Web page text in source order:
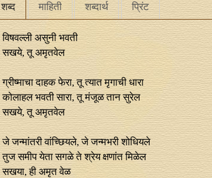
शब्द माहिती शब्दार्थ प्रिंट
विषवल्‍ली असुनी भवती
सखये, तू अमृतवेल
ग्रीष्माचा दाहक फेरा, तू त्यात मृगाची धारा
कोलाहल भवती सारा, तू मंजूळ तान सुरेल
सखये, तू अमृतवेल
जे जन्‍मांतरी वांच्छियले, जे जन्‍मभरी शोधियले
तुज समीप येता सगळे ते श्रेय क्षणांत मिळेल
सखया, ही अमृत वेळ